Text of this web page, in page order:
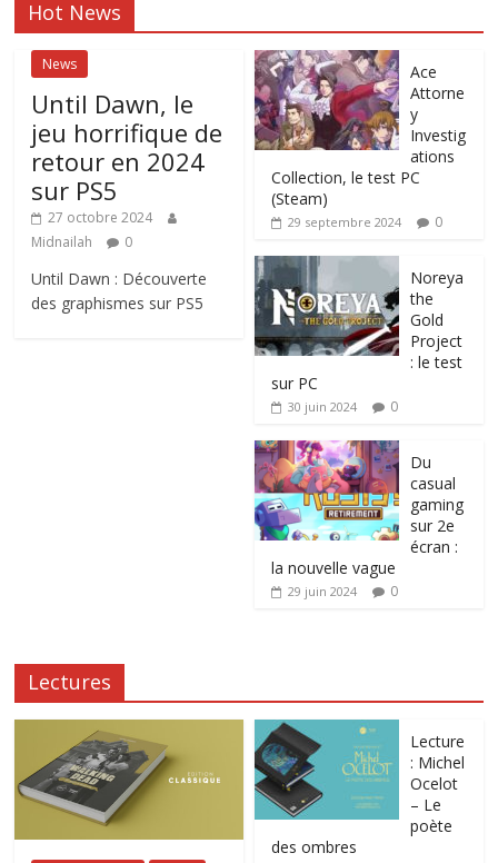
Hot News
News
Until Dawn, le
jeu horrifique de
retour en 2024
sur PS5
27 octobre 2024
Midnailah
0
Until Dawn : Découverte
des graphismes sur PS5
Ace
Attorne
y
Investig
ations
Collection, le test PC
(Steam)
29 septembre 2024 0
Noreya
the
Gold
Project
: le test
sur PC
30 juin 2024 0
Du
casual
gaming
sur 2e
écran :
la nouvelle vague
29 juin 2024 0
Lectures
Lecture
: Michel
Ocelot
– Le
poète
des ombres